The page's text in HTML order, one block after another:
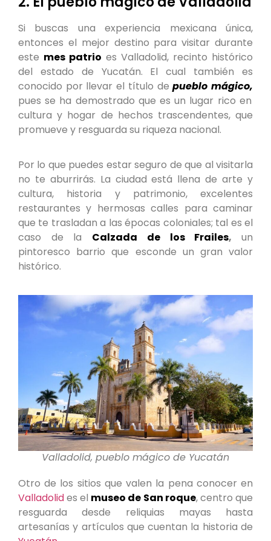
Si buscas una experiencia mexicana única,
entonces el mejor destino para visitar durante
este mes patrio es Valladolid, recinto histórico
del estado de Yucatán. El cual también es
conocido por llevar el título depueblo mágico,
pues se ha demostrado que es un lugar rico en
cultura y hogar de hechos trascendentes, que
promueve y resguarda su riqueza nacional.
Por lo que puedes estar seguro de que al visitarla
no te aburrirás. La ciudad está llena de arte y
cultura, historia y patrimonio, excelentes
restaurantes y hermosas calles para caminar
que te trasladan a las épocas coloniales; tal es el
caso de la Calzada de los Frailes,un
pintoresco barrio que esconde un gran valor
histórico.
Valladolid, pueblo mágico de Yucatán
Otro de los sitios que valen la pena conocer en
Valladolides el museo de San roque, centro que
resguarda desde reliquias mayas hasta
artesanías y artículos que cuentan la historia de